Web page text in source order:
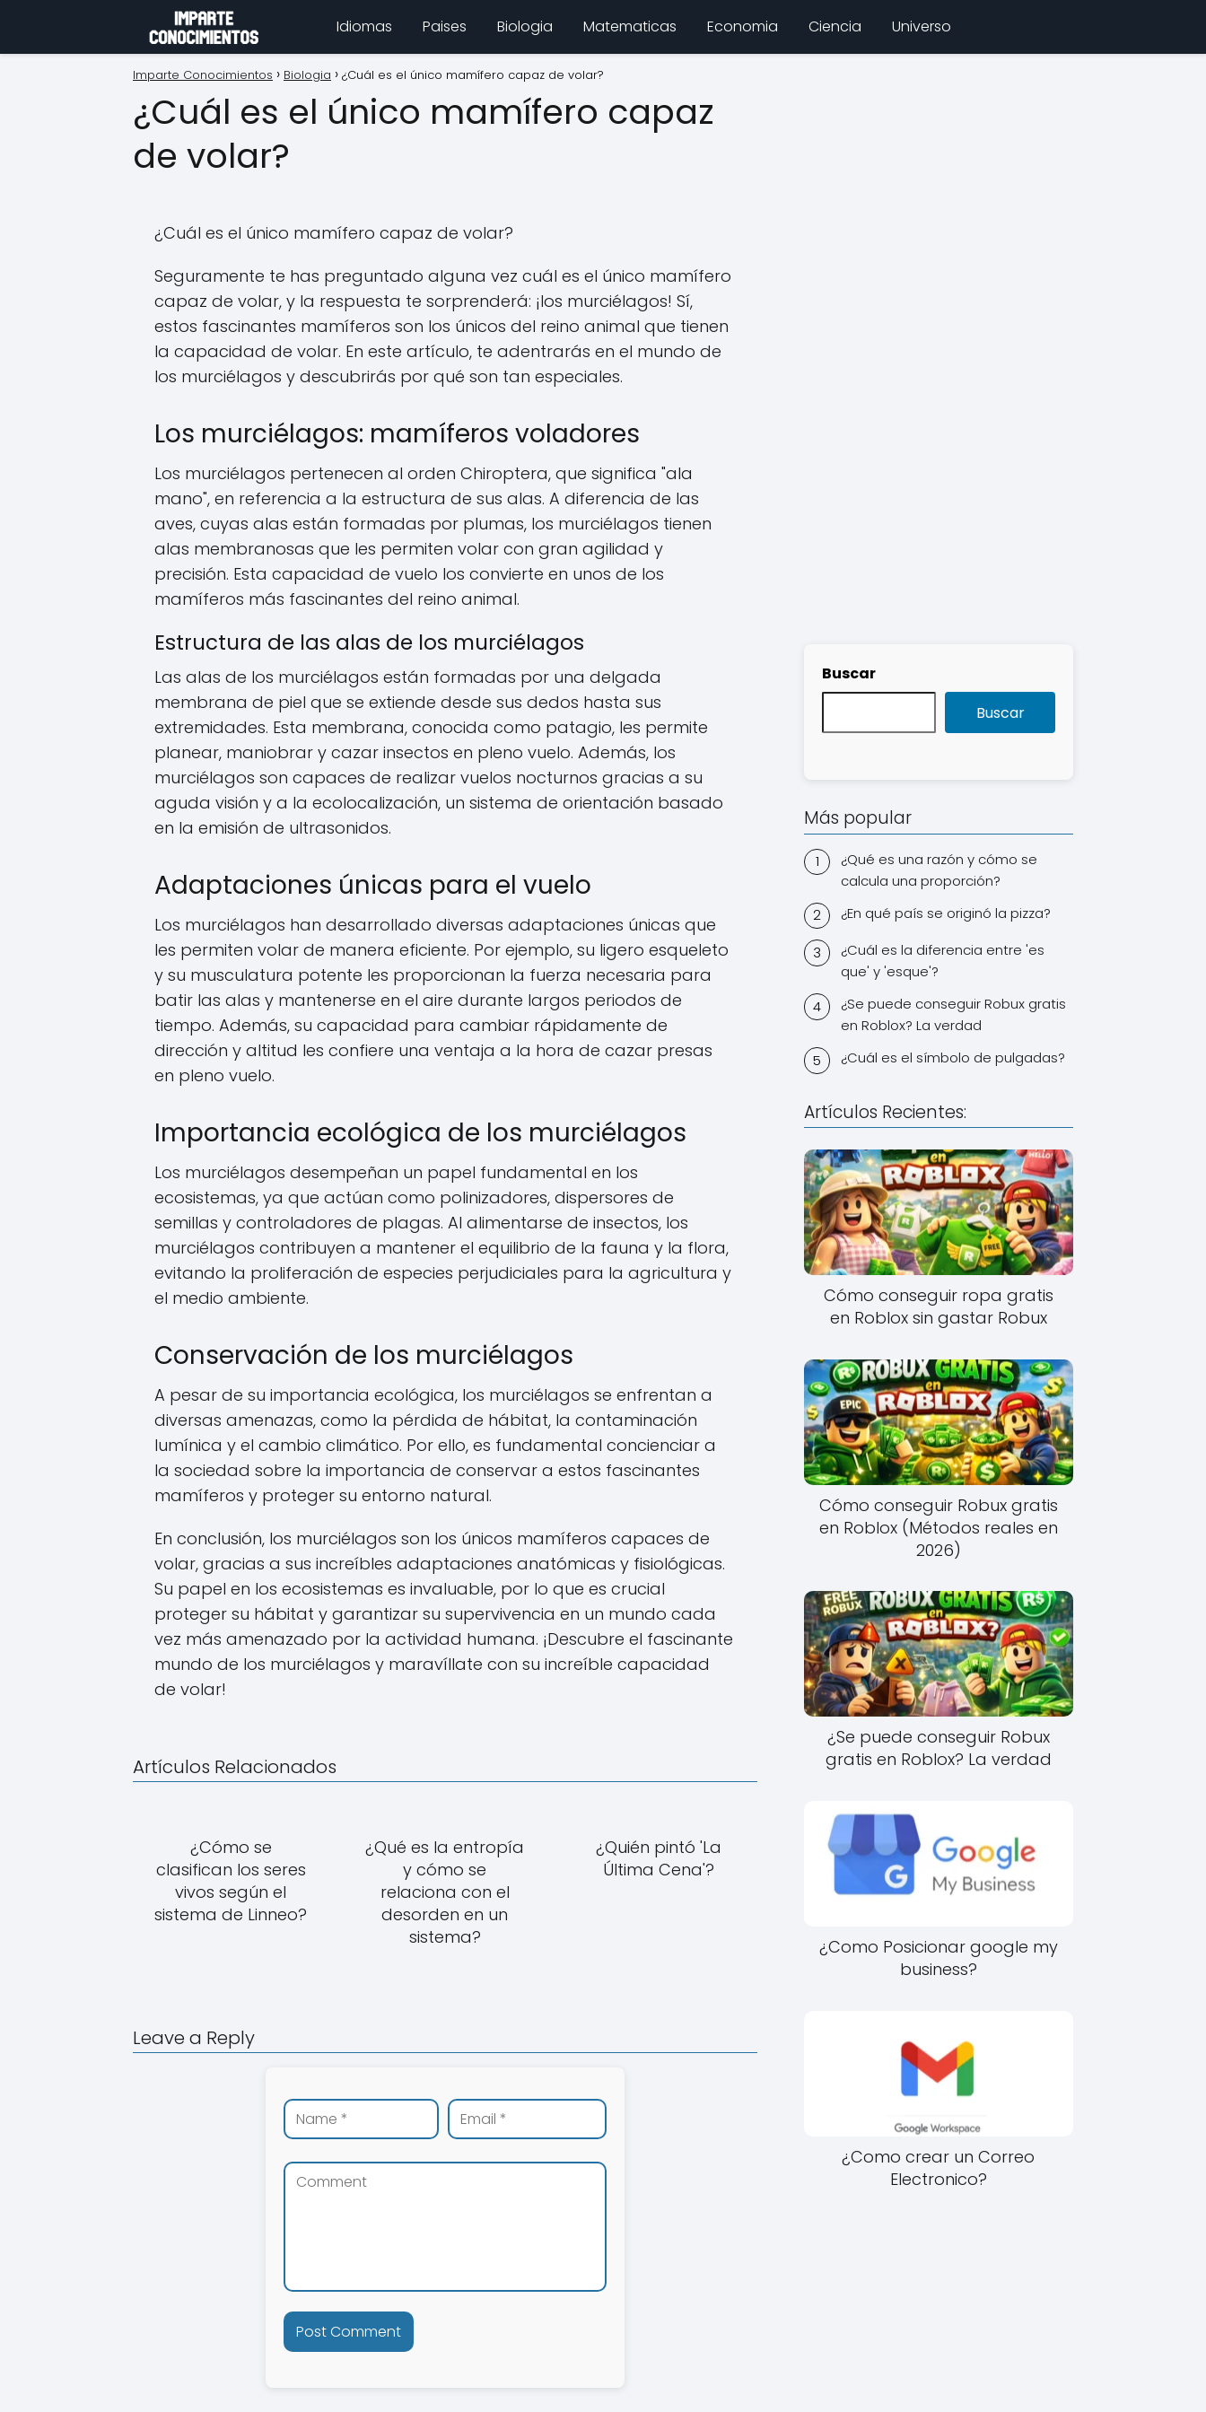
Idiomas Paises Biologia Matematicas Economia Ciencia Universo
Imparte Conocimientos Biologia ¿Cuál es el único mamífero capaz de volar?
¿Cuál es el único mamífero capaz
de volar?
¿Cuál es el único mamífero capaz de volar?
Seguramente te has preguntado alguna vez cuál es el único mamífero
capaz de volar, y la respuesta te sorprenderá: ¡los murciélagos! Sí,
estos fascinantes mamíferos son los únicos del reino animal que tienen
la capacidad de volar. En este artículo, te adentrarás en el mundo de
los murciélagos y descubrirás por qué son tan especiales.
Los murciélagos: mamíferos voladores
Los murciélagos pertenecen al orden Chiroptera, que significa "ala
mano", en referencia a la estructura de sus alas. A diferencia de las
aves, cuyas alas están formadas por plumas, los murciélagos tienen
alas membranosas que les permiten volar con gran agilidad y
precisión. Esta capacidad de vuelo los convierte en unos de los
mamíferos más fascinantes del reino animal.
Estructura de las alas de los murciélagos
Las alas de los murciélagos están formadas por una delgada
membrana de piel que se extiende desde sus dedos hasta sus
extremidades. Esta membrana, conocida como patagio, les permite
planear, maniobrar y cazar insectos en pleno vuelo. Además, los
murciélagos son capaces de realizar vuelos nocturnos gracias a su
aguda visión y a la ecolocalización, un sistema de orientación basado
en la emisión de ultrasonidos.
Adaptaciones únicas para el vuelo
Los murciélagos han desarrollado diversas adaptaciones únicas que
les permiten volar de manera eficiente. Por ejemplo, su ligero esqueleto
y su musculatura potente les proporcionan la fuerza necesaria para
batir las alas y mantenerse en el aire durante largos periodos de
tiempo. Además, su capacidad para cambiar rápidamente de
dirección y altitud les confiere una ventaja a la hora de cazar presas
en pleno vuelo.
Importancia ecológica de los murciélagos
Los murciélagos desempeñan un papel fundamental en los
ecosistemas, ya que actúan como polinizadores, dispersores de
semillas y controladores de plagas. Al alimentarse de insectos, los
murciélagos contribuyen a mantener el equilibrio de la fauna y la flora,
evitando la proliferación de especies perjudiciales para la agricultura y
el medio ambiente.
Conservación de los murciélagos
A pesar de su importancia ecológica, los murciélagos se enfrentan a
diversas amenazas, como la pérdida de hábitat, la contaminación
lumínica y el cambio climático. Por ello, es fundamental concienciar a
la sociedad sobre la importancia de conservar a estos fascinantes
mamíferos y proteger su entorno natural.
En conclusión, los murciélagos son los únicos mamíferos capaces de
volar, gracias a sus increíbles adaptaciones anatómicas y fisiológicas.
Su papel en los ecosistemas es invaluable, por lo que es crucial
proteger su hábitat y garantizar su supervivencia en un mundo cada
vez más amenazado por la actividad humana. ¡Descubre el fascinante
mundo de los murciélagos y maravíllate con su increíble capacidad
de volar!
Artículos Relacionados
¿Cómo se
clasifican los seres
vivos según el
sistema de Linneo?
¿Qué es la entropía
y cómo se
relaciona con el
desorden en un
sistema?
¿Quién pintó 'La
Última Cena'?
Leave a Reply
Buscar
Buscar
Más popular
¿Qué es una razón y cómo se
calcula una proporción?
¿En qué país se originó la pizza?
¿Cuál es la diferencia entre 'es
que' y 'esque'?
¿Se puede conseguir Robux gratis
en Roblox? La verdad
¿Cuál es el símbolo de pulgadas?
Artículos Recientes:
Cómo conseguir ropa gratis
en Roblox sin gastar Robux
Cómo conseguir Robux gratis
en Roblox (Métodos reales en
2026)
¿Se puede conseguir Robux
gratis en Roblox? La verdad
¿Como Posicionar google my
business?
¿Como crear un Correo
Electronico?